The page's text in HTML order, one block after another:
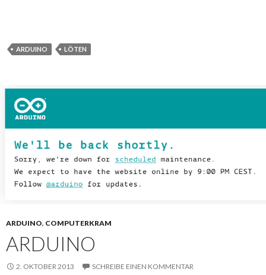
ARDUINO LÖTEN
ARDUINO, COMPUTERKRAM
ARDUINO
2. OKTOBER 2013 SCHREIBE EINEN KOMMENTAR